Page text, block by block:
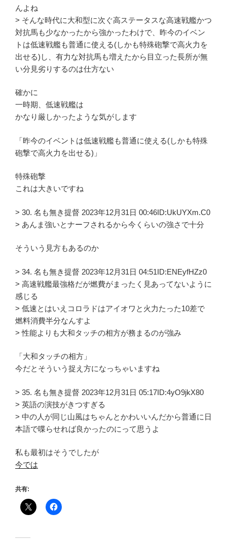
んよね
> そんな時代に大和型に次ぐ高ステータスな高速戦艦かつ
対抗馬も少なかったから強かったわけで、昨今のイベン
トは低速戦艦も普通に使える(しかも特殊砲撃で高火力を
出せる)し、有力な対抗馬も増えたから目立った長所が無
い分見劣りするのは仕方ない
確かに
一時期、低速戦艦は
かなり厳しかったような気がします
「昨今のイベントは低速戦艦も普通に使える(しかも特殊
砲撃で高火力を出せる)」
特殊砲撃
これは大きいですね
> 30. 名も無き提督 2023年12月31日 00:46ID:UkUYXm.C0
> あんま強いとナーフされるから今くらいの強さで十分
そういう見方もあるのか
> 34. 名も無き提督 2023年12月31日 04:51ID:ENEyfHZz0
> 高速戦艦最強格だが燃費がまったく見あってないように
感じる
> 低速とはいえコロラドはアイオワと火力たった10差で
燃料消費半分なんすよ
> 性能よりも大和タッチの相方が務まるのが強み
「大和タッチの相方」
今だとそういう捉え方になっちゃいますね
> 35. 名も無き提督 2023年12月31日 05:17ID:4yO9jkX80
> 英語の演技がきつすぎる
> 中の人が同じ山風はちゃんとかわいいんだから普通に日
本語で喋らせれば良かったのにって思うよ
私も最初はそうでしたが
今では
共有: